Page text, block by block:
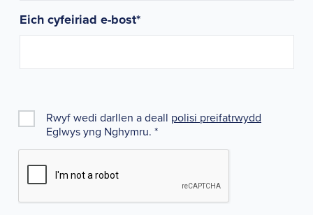
Eich cyfeiriad e-bost*
Rwyf wedi darllen a deall polisi preifatrwydd
Eglwys yng Nghymru. *